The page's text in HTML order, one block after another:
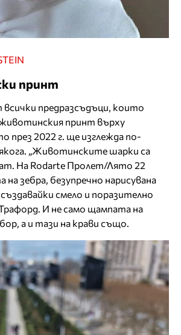
принт
предразсъдъци, които
принт върху
през 2022 г. ще изглежда по-
„Животинските шарки са
На Rodarte Пролет/Лято 22
зебра, безупречно нарисувана
смело и поразително
Трафорд. И не само щампата на
а и тази на крави също.